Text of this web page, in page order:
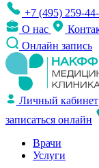
+7 (495) 259-
О нас
Онлайн запись
Личный кабинет
записаться онлайн
Врачи
Услуги